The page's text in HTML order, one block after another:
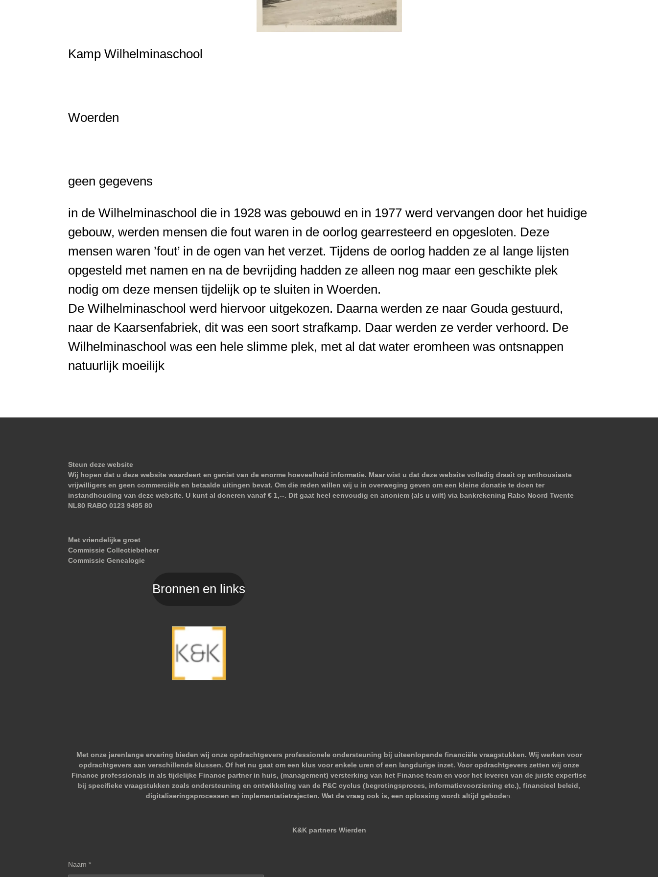
Kamp Wilhelminaschool
Woerden
geen gegevens
in de Wilhelminaschool die in 1928 was gebouwd en in 1977 werd vervangen door het huidige
gebouw, werden mensen die fout waren in de oorlog gearresteerd en opgesloten. Deze
mensen waren ’fout’ in de ogen van het verzet. Tijdens de oorlog hadden ze al lange lijsten
opgesteld met namen en na de bevrijding hadden ze alleen nog maar een geschikte plek
nodig om deze mensen tijdelijk op te sluiten in Woerden.
De Wilhelminaschool werd hiervoor uitgekozen. Daarna werden ze naar Gouda gestuurd,
naar de Kaarsenfabriek, dit was een soort strafkamp. Daar werden ze verder verhoord. De
Wilhelminaschool was een hele slimme plek, met al dat water eromheen was ontsnappen
natuurlijk moeilijk
Steun deze website
Wij hopen dat u deze website waardeert en geniet van de enorme hoeveelheid informatie. Maar wist u dat deze website volledig draait op enthousiaste
vrijwilligers en geen commerciële en betaalde uitingen bevat. Om die reden willen wij u in overweging geven om een kleine donatie te doen ter
instandhouding van deze website. U kunt al doneren vanaf € 1,--. Dit gaat heel eenvoudig en anoniem (als u wilt) via bankrekening Rabo Noord Twente
NL80 RABO 0123 9495 80
Met vriendelijke groet
Commissie Collectiebeheer
Commissie Genealogie
Bronnen en links
Met onze jarenlange ervaring bieden wij onze opdrachtgevers professionele ondersteuning bij uiteenlopende financiële vraagstukken. Wij werken voor
opdrachtgevers aan verschillende klussen. Of het nu gaat om een klus voor enkele uren of een langdurige inzet. Voor opdrachtgevers zetten wij onze
Finance professionals in als tijdelijke Finance partner in huis, (management) versterking van het Finance team en voor het leveren van de juiste expertise
bij specifieke vraagstukken zoals ondersteuning en ontwikkeling van de P&C cyclus (begrotingsproces, informatievoorziening etc.), financieel beleid,
digitaliseringsprocessen en implementatietrajecten. Wat de vraag ook is, een oplossing wordt altijd geboden.
K&K partners Wierden
Naam *